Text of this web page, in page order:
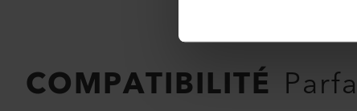
COMPATIBILITÉ